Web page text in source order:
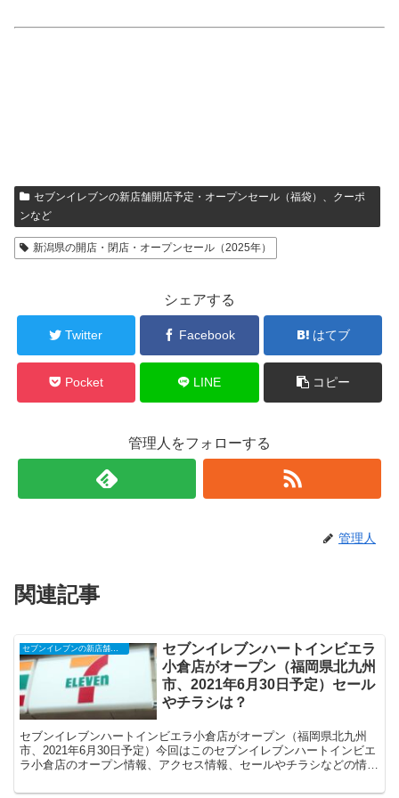
セブンイレブンの新店舗開店予定・オープンセール（福袋）、クーポ
ンなど
新潟県の開店・閉店・オープンセール（2025年）
シェアする
Twitter Facebook はてブ
Pocket LINE コピー
管理人をフォローする
管理人
関連記事
セブンイレブンハートインビエラ
小倉店がオープン（福岡県北九州
市、2021年6月30日予定）セール
やチラシは？
セブンイレブンハートインビエラ小倉店がオープン（福岡県北九州
市、2021年6月30日予定）今回はこのセブンイレブンハートインビエ
ラ小倉店のオープン情報、アクセス情報、セールやチラシなどの情報